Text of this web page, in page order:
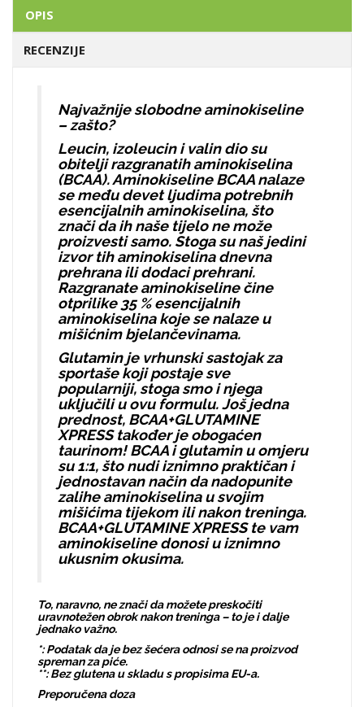
OPIS
RECENZIJE
Najvažnije slobodne aminokiseline
– zašto?
Leucin, izoleucin i valin dio su
obitelji razgranatih aminokiselina
(BCAA). Aminokiseline BCAA nalaze
se među devet ljudima potrebnih
esencijalnih aminokiselina, što
znači da ih naše tijelo ne može
proizvesti samo. Stoga su naš jedini
izvor tih aminokiselina dnevna
prehrana ili dodaci prehrani.
Razgranate aminokiseline čine
otprilike 35 % esencijalnih
aminokiselina koje se nalaze u
mišićnim bjelančevinama.
Glutamin je vrhunski sastojak za
sportaše koji postaje sve
popularniji, stoga smo i njega
uključili u ovu formulu. Još jedna
prednost, BCAA+GLUTAMINE
XPRESS također je obogaćen
taurinom! BCAA i glutamin u omjeru
su 1:1, što nudi iznimno praktičan i
jednostavan način da nadopunite
zalihe aminokiselina u svojim
mišićima tijekom ili nakon treninga.
BCAA+GLUTAMINE XPRESS te vam
aminokiseline donosi u iznimno
ukusnim okusima.
To, naravno, ne znači da možete preskočiti
uravnotežen obrok nakon treninga – to je i dalje
jednako važno.
*: Podatak da je bez šećera odnosi se na proizvod
spreman za piće.
**: Bez glutena u skladu s propisima EU-a.
Preporučena doza